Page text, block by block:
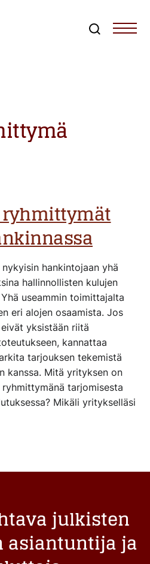
hankintojaan yhä
hallinnollisten kulujen
useammin toimittajalta
eri alojen osaamista. Jos
yksistään riitä
kannattaa
tarjouksen tekemistä
kanssa. Mitä yrityksen on
tarjomisesta
Mikäli yritykselläsi
julkisten
asiantuntija ja